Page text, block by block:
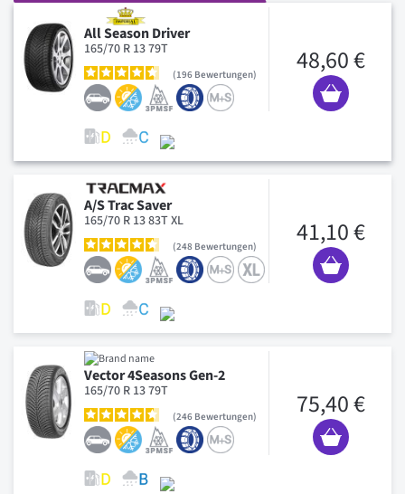
All Season Driver
165/70 R 13 79T
196 Bewertungen 48,60 €
A/S Trac Saver
165/70 R 13 83T XL
248 Bewertungen 41,10 €
Vector 4Seasons Gen-2
165/70 R 13 79T
246 Bewertungen 75,40 €